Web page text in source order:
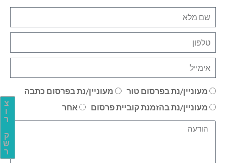
צ
ו
ר
ק
ש
ר
מעוניין/נת בפרסום טור
מעוניין/נת בפרסום כתבה
מעוניין/נת בהזמנת קוביית פרסום
אחר